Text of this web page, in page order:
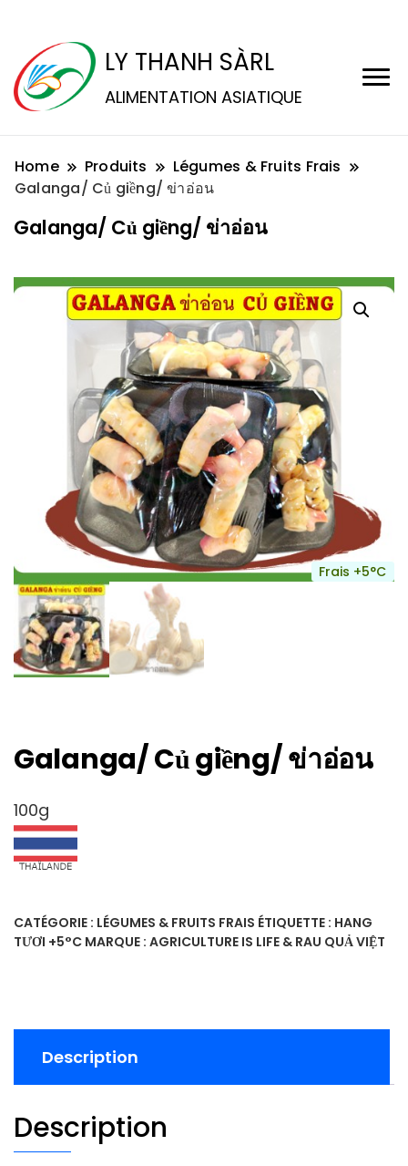
LY THANH SÀRL
ALIMENTATION ASIATIQUE
Home Produits
Légumes & Fruits Frais
Galanga/ Củ giềng/ ข่าอ่อน
Galanga/ Củ giềng/ ข่าอ่อน
Frais +5°C
Galanga/ Củ giềng/ ข่าอ่อน
100g
CATÉGORIE : LÉGUMES & FRUITS FRAIS ÉTIQUETTE : HANG
TƯƠI +5°C MARQUE : AGRICULTURE IS LIFE & RAU QUẢ VIỆT
Description
Description